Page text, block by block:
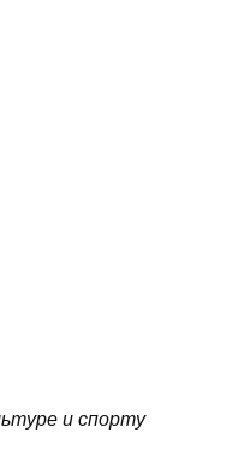
и спорту